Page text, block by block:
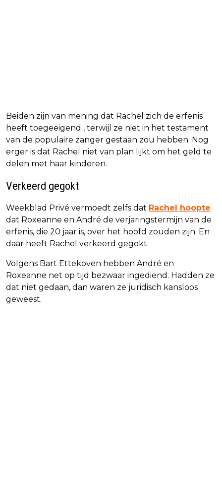
Beiden zijn van mening dat Rachel zich de erfenis
heeft toegeëigend , terwijl ze niet in het testament
van de populaire zanger gestaan zou hebben. Nog
erger is dat Rachel niet van plan lijkt om het geld te
delen met haar kinderen.
Verkeerd gegokt
Weekblad Privé vermoedt zelfs dat Rachel hoopte
dat Roxeanne en André de verjaringstermijn van de
erfenis, die 20 jaar is, over het hoofd zouden zijn. En
daar heeft Rachel verkeerd gegokt.
Volgens Bart Ettekoven hebben André en
Roxeanne net op tijd bezwaar ingediend. Hadden ze
dat niet gedaan, dan waren ze juridisch kansloos
geweest.